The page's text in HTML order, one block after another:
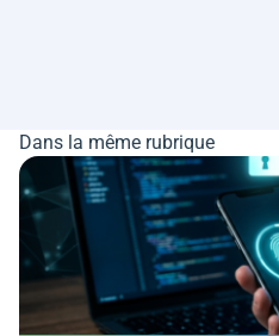
Dans la même rubrique